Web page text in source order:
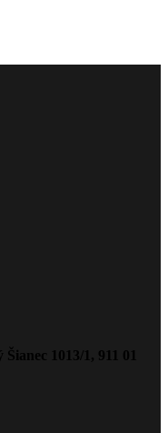
1013/1, 911 01